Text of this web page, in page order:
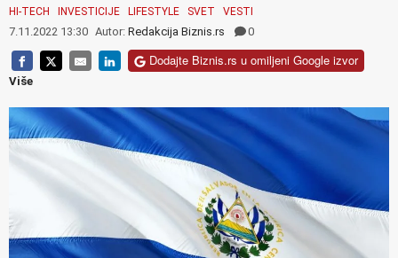
HI-TECH INVESTICIJE LIFESTYLE SVET VESTI
7.11.2022 13:30 Autor: Redakcija Biznis.rs 0
Dodajte Biznis.rs u omiljeni Google izvor
Više